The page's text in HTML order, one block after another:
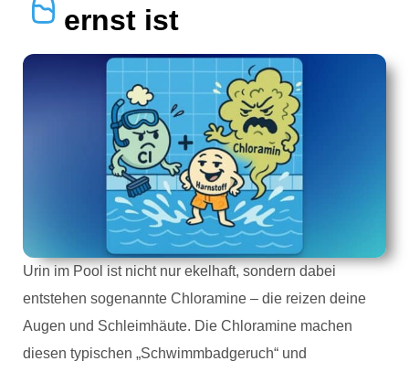
ernst ist
Urin im Pool ist nicht nur ekelhaft, sondern dabei
entstehen sogenannte Chloramine – die reizen deine
Augen und Schleimhäute. Die Chloramine machen
diesen typischen „Schwimmbadgeruch“ und